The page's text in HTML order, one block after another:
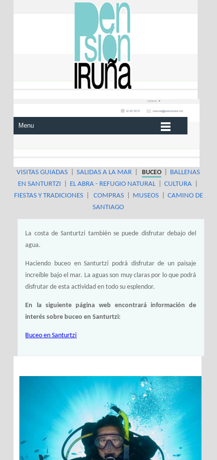
Menu
VISITAS GUIADAS |SALIDAS A LA MAR |BUCEO
BALLENAS
EN SANTURTZI
EL ABRA - REFUGIO NATURAL| CULTURA|
FIESTAS Y TRADICIONES| COMPRAS| MUSEOS| CAMINO DE
SANTIAGO
La costa de Santurtzi también se puede disfrutar debajo del
agua.
Haciendo buceo en Santurtzi podrá disfrutar de un paisaje
increíble bajo el mar. La aguas son muy claras por lo que podrá
disfrutar de esta actividad en todo su esplendor.
En la siguiente página web encontrará información de
interés sobre buceo en Santurtzi:
Buceo en Santurtzi